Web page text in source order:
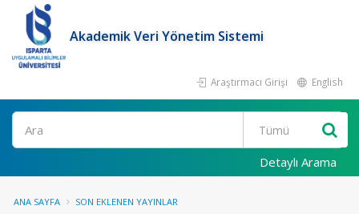
Akademik Veri Yönetim Sistemi
Araştırmacı Girişi English
Ara
Detaylı Arama
ANA SAYFA SON EKLENEN YAYINLAR